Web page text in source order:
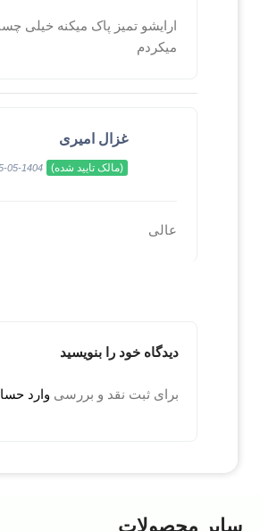
ارایشو تمیز پاک میکنه خیلی
میکردم
غزال امیری
(مالک تایید شده) 1404-05-25
عالی
دیدگاه خود را بنویسید
برای ثبت نقد و بررسی وارد
سایر محصولات